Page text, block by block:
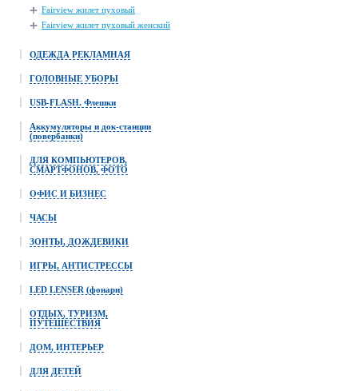
Fairview жилет пуховый
Fairview жилет пуховый женский
ОДЕЖДА РЕКЛАМНАЯ
ГОЛОВНЫЕ УБОРЫ
USB-FLASH. Флешки
Аккумуляторы и док-станции
(повербанки)
ДЛЯ КОМПЬЮТЕРОВ,
СМАРТФОНОВ, ФОТО
ОФИС И БИЗНЕС
ЧАСЫ
ЗОНТЫ, ДОЖДЕВИКИ
ИГРЫ, АНТИСТРЕССЫ
LED LENSER (фонари)
ОТДЫХ, ТУРИЗМ,
ПУТЕШЕСТВИЯ
ДОМ, ИНТЕРЬЕР
ДЛЯ ДЕТЕЙ